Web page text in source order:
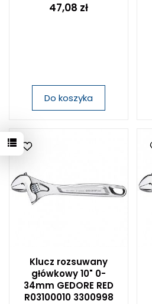
47,08 zł
Do koszyka
Klucz rozsuwany
główkowy 10" 0-
34mm GEDORE RED
R03100010 3300998